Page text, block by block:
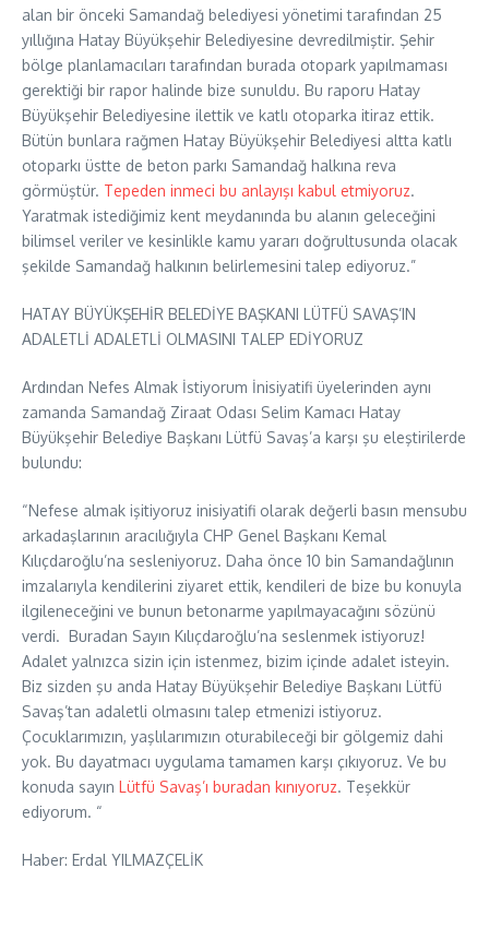
alan bir önceki Samandağ belediyesi yönetimi tarafından 25
yıllığına Hatay Büyükşehir Belediyesine devredilmiştir. Şehir
bölge planlamacıları tarafından burada otopark yapılmaması
gerektiği bir rapor halinde bize sunuldu. Bu raporu Hatay
Büyükşehir Belediyesine ilettik ve katlı otoparka itiraz ettik.
Bütün bunlara rağmen Hatay Büyükşehir Belediyesi altta katlı
otoparkı üstte de beton parkı Samandağ halkına reva
görmüştür. Tepeden inmeci bu anlayışı kabul etmiyoruz.
Yaratmak istediğimiz kent meydanında bu alanın geleceğini
bilimsel veriler ve kesinlikle kamu yararı doğrultusunda olacak
şekilde Samandağ halkının belirlemesini talep ediyoruz.”
HATAY BÜYÜKŞEHİR BELEDİYE BAŞKANI LÜTFÜ SAVAŞ’IN
ADALETLİ ADALETLİ OLMASINI TALEP EDİYORUZ
Ardından Nefes Almak İstiyorum İnisiyatifi üyelerinden aynı
zamanda Samandağ Ziraat Odası Selim Kamacı Hatay
Büyükşehir Belediye Başkanı Lütfü Savaş’a karşı şu eleştirilerde
bulundu:
“Nefese almak işitiyoruz inisiyatifi olarak değerli basın mensubu
arkadaşlarının aracılığıyla CHP Genel Başkanı Kemal
Kılıçdaroğlu’na sesleniyoruz. Daha önce 10 bin Samandağlının
imzalarıyla kendilerini ziyaret ettik, kendileri de bize bu konuyla
ilgileneceğini ve bunun betonarme yapılmayacağını sözünü
verdi. Buradan Sayın Kılıçdaroğlu’na seslenmek istiyoruz!
Adalet yalnızca sizin için istenmez, bizim içinde adalet isteyin.
Biz sizden şu anda Hatay Büyükşehir Belediye Başkanı Lütfü
Savaş’tan adaletli olmasını talep etmenizi istiyoruz.
Çocuklarımızın, yaşlılarımızın oturabileceği bir gölgemiz dahi
yok. Bu dayatmacı uygulama tamamen karşı çıkıyoruz. Ve bu
konuda sayın Lütfü Savaş’ı buradan kınıyoruz. Teşekkür
ediyorum. “
Haber: Erdal YILMAZÇELİK